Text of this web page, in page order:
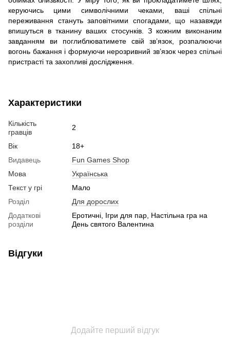
керуючись цими символічними чеками, ваші спільні
переживання стануть заповітними спогадами, що назавжди
впишуться в тканину ваших стосунків. З кожним виконаним
завданням ви поглиблюватимете свій зв’язок, розпалюючи
вогонь бажання і формуючи нерозривний зв’язок через спільні
пристрасті та захопливі дослідження.
Характеристики
Кількість
гравців
2
Вік
18+
Видавець
Fun Games Shop
Мова
Українська
Текст у грі
Мало
Розділ
Для дорослих
Додаткові
розділи
Еротичні, Ігри для пар, Настільна гра на
День святого Валентина
Відгуки
Додайте перший відгук